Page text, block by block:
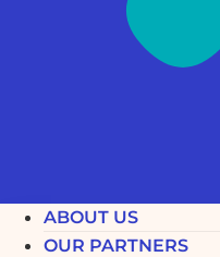
ABOUT US
OUR PARTNERS